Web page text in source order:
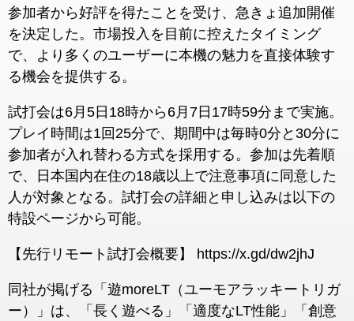
参加者から好評を得たことを受け、急きょ追加開催
を決定した。市場投入を目前に控えたタイミング
で、より多くのユーザーに本機の魅力を直接体験す
る機会を提供する。
試打会は6月5日18時から6月7日17時59分まで実施。
プレイ時間は1回25分で、期間中は毎時0分と30分に
参加者が入れ替わる方式を採用する。参加は先着順
で、日本国内在住の18歳以上で注意事項に同意した
人が対象となる。試打会の詳細と申し込みは以下の
特設ページから可能。
【先行リモート試打会概要】 https://x.gd/dw2jhJ
同社が掲げる「遊moreLT（ユーモアラッキートリガ
ー）」は、「長く遊べる」「適度なLT性能」「創意